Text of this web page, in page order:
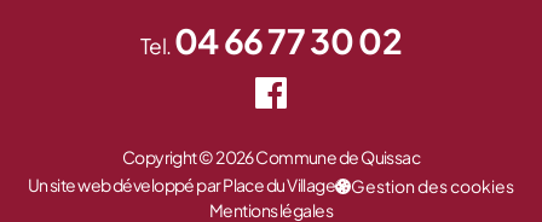
Tel.04 66 77 30 02
Copyright © 2026 Commune de Quissac
Un site web développé par Place du Village
Gestion des cookies
Mentions légales